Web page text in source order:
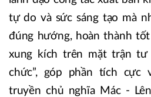
tự do và sức sáng tạo mà
đúng hướng, hoàn thành
xung kích trên mặt trận
chức”, góp phần tích cực
truyền chủ nghĩa Mác -